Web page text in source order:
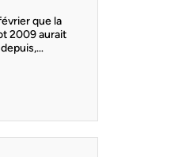
que la
2009 aurait